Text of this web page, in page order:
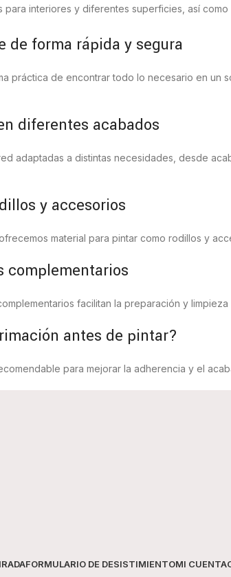
para interiores y diferentes superficies, así
de forma rápida y segura
práctica de encontrar todo lo necesario en
diferentes acabados
adaptadas a distintas necesidades, desde
y accesorios
material para pintar como rodillos y
complementarios
facilitan la preparación y
antes de pintar?
para mejorar la adherencia y el
FORMULARIO DE DESISTIMIENTOMI CUENTA